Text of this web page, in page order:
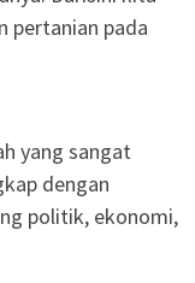
pertanian pada
yang sangat
dengan
politik, ekonomi,